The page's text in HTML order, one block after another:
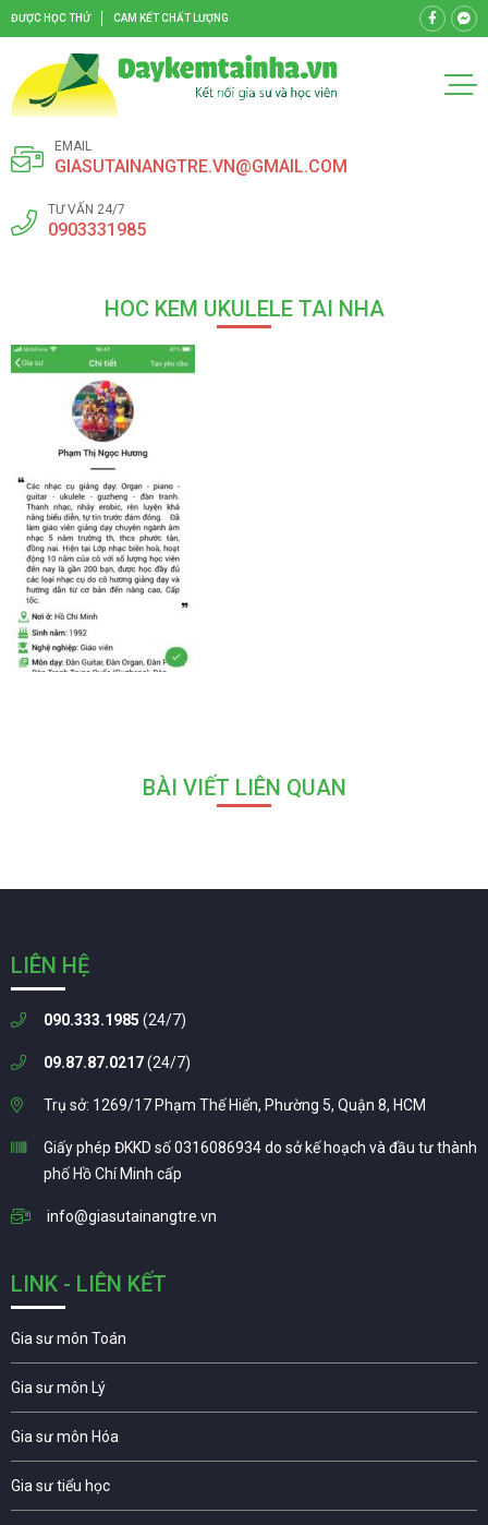
ĐƯỢC HỌC THỬ CAM KẾT CHẤT LƯỢNG
EMAIL
GIASUTAINANGTRE.VN@GMAIL.COM
TƯ VẤN 24/7
0903331985
HOC KEM UKULELE TAI NHA
BÀI VIẾT LIÊN QUAN
LIÊN HỆ
090.333.1985 (24/7)
09.87.87.0217(24/7)
Trụ sở: 1269/17 Phạm Thế Hiển, Phường 5, Quận 8, HCM
Giấy phép ĐKKD số 0316086934 do sở kế hoạch và đầu tư thành
phố Hồ Chí Minh cấp
info@giasutainangtre.vn
LINK - LIÊN KẾT
Gia sư môn Toán
Gia sư môn Lý
Gia sư môn Hóa
Gia sư tiểu học